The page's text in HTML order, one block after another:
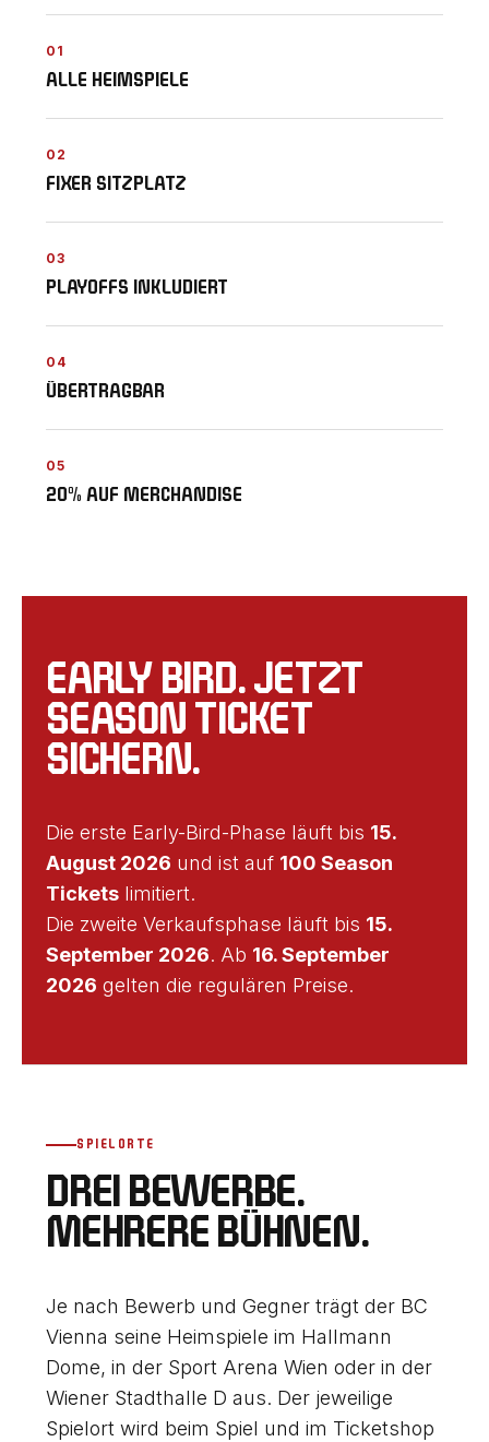
01
ALLE HEIMSPIELE
02
FIXER SITZPLATZ
03
PLAYOFFS INKLUDIERT
04
ÜBERTRAGBAR
05
20% AUF MERCHANDISE
EARLY BIRD. JETZT
SEASON TICKET
SICHERN.
Die erste Early-Bird-Phase läuft bis 15.
August 2026 und ist auf 100 Season
Tickets limitiert.
Die zweite Verkaufsphase läuft bis 15.
September 2026. Ab 16. September
2026 gelten die regulären Preise.
SPIELORTE
DREI BEWERBE.
MEHRERE BÜHNEN.
Je nach Bewerb und Gegner trägt der BC
Vienna seine Heimspiele im Hallmann
Dome, in der Sport Arena Wien oder in der
Wiener Stadthalle D aus. Der jeweilige
Spielort wird beim Spiel und im Ticketshop